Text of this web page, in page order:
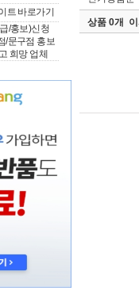
트 바로가기
/홍보)신청
/문구점 홍보
희망 업체
상품 0개